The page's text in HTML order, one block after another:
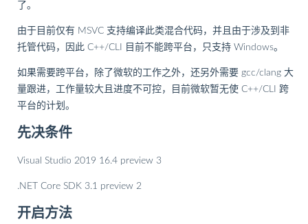
了。
由于目前仅有 MSVC 支持编译此类混合代码，并且由于涉及到非
托管代码，因此 C++/CLI 目前不能跨平台，只支持 Windows。
如果需要跨平台，除了微软的工作之外，还另外需要 gcc/clang 大
量跟进，工作量较大且进度不可控，目前微软暂无使 C++/CLI 跨
平台的计划。
先决条件
Visual Studio 2019 16.4 preview 3
.NET Core SDK 3.1 preview 2
开启方法